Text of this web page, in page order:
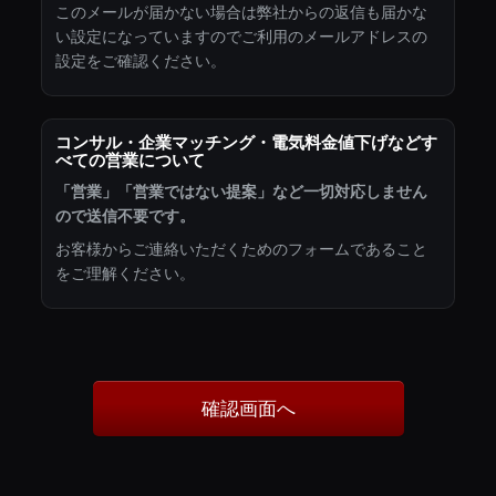
このメールが届かない場合は弊社からの返信も届かな
い設定になっていますのでご利用のメールアドレスの
設定をご確認ください。
コンサル・企業マッチング・電気料金値下げなどす
べての営業について
「営業」「営業ではない提案」など一切対応しません
ので送信不要です。
お客様からご連絡いただくためのフォームであること
をご理解ください。
確認画面へ